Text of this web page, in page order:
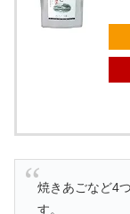
焼きあごなど4
す。